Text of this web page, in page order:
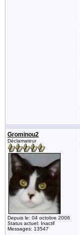
Grominou2
Déclamateur
Depuis le: 04 octobre 2006
Status actuel: Inactif
Messages: 13547